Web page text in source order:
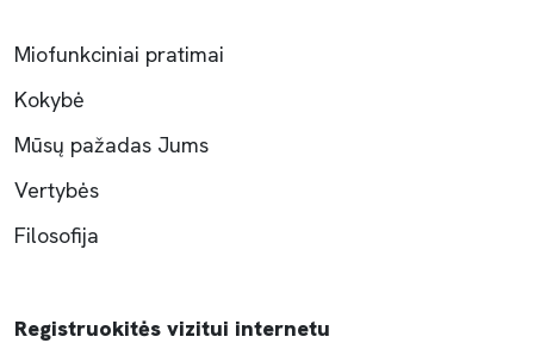
Miofunkciniai pratimai
Kokybė
Mūsų pažadas Jums
Vertybės
Filosofija
Registruokitės vizitui internetu